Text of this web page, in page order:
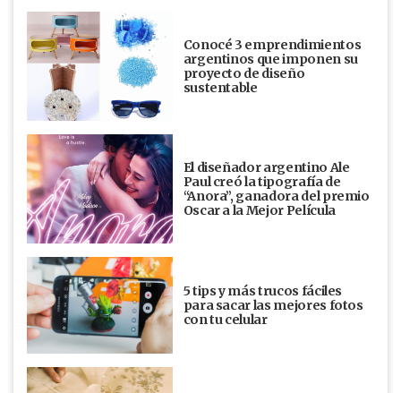
Conocé 3 emprendimientos
argentinos que imponen su
proyecto de diseño
sustentable
El diseñador argentino Ale
Paul creó la tipografía de
“Anora”, ganadora del premio
Oscar a la Mejor Película
5 tips y más trucos fáciles
para sacar las mejores fotos
con tu celular